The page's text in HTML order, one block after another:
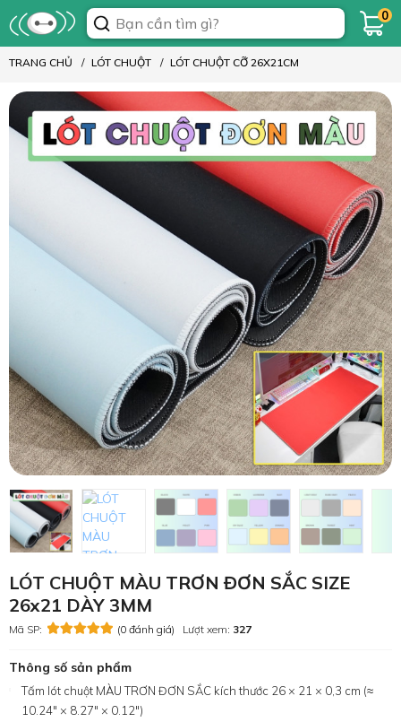
0
TRANG CHỦ LÓT CHUỘT LÓT CHUỘT CỠ 26X21CM
LÓT CHUỘT MÀU TRƠN ĐƠN SẮC SIZE
26x21 DÀY 3MM
Mã SP: (0 đánh giá) Lượt xem: 327
Thông số sản phẩm
Tấm lót chuột MÀU TRƠN ĐƠN SẮC kích thước 26 × 21 × 0,3 cm (≈
10.24″ × 8.27″ × 0.12″)